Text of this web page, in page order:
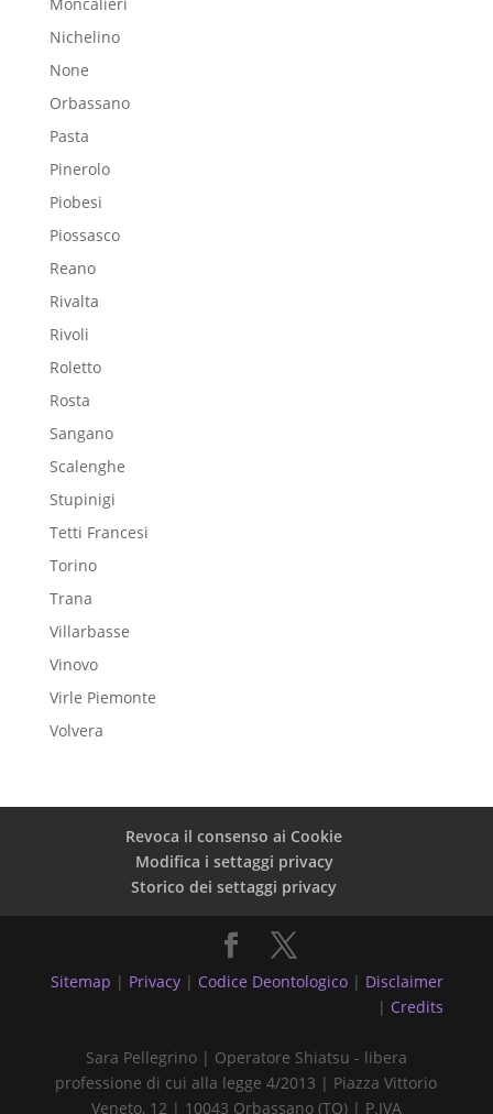
Nichelino
None
Orbassano
Pasta
Pinerolo
Piobesi
Piossasco
Reano
Rivalta
Rivoli
Roletto
Rosta
Sangano
Scalenghe
Stupinigi
Tetti Francesi
Torino
Trana
Villarbasse
Vinovo
Virle Piemonte
Volvera
Revoca il consenso ai Cookie
Modifica i settaggi privacy
Storico dei settaggi privacy
Sitemap | Privacy | Codice Deontologico | Disclaimer
| Credits
Sara Pellegrino | Operatore Shiatsu - libera
professione di cui alla legge 4/2013 | Piazza Vittorio
Veneto, 12 | 10043 Orbassano (TO) | P.IVA